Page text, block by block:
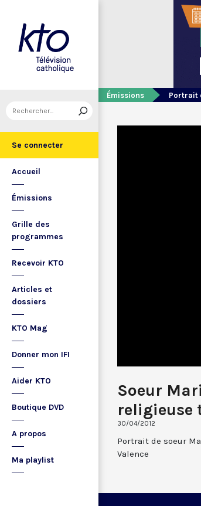
Se connecter
Accueil
Émissions
Grille des
programmes
Recevoir KTO
Articles et
dossiers
KTO Mag
Donner mon IFI
Aider KTO
Boutique DVD
A propos
Ma playlist
Émissions Portrait
Soeur
religieuse
30/04/2012
Portrait de soeur
Valence